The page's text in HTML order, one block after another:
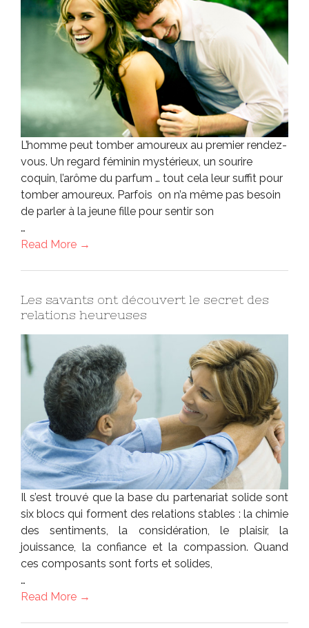
L’homme peut tomber amoureux au premier rendez-
vous. Un regard féminin mystérieux, un sourire
coquin, l’arôme du parfum … tout cela leur suffit pour
tomber amoureux. Parfois on n’a même pas besoin
de parler à la jeune fille pour sentir son
…
Read More →
Les savants ont découvert le secret des
relations heureuses
Il s’est trouvé que la base du partenariat solide sont
six blocs qui forment des relations stables : la chimie
des sentiments, la considération, le plaisir, la
jouissance, la confiance et la compassion. Quand
ces composants sont forts et solides,
…
Read More →